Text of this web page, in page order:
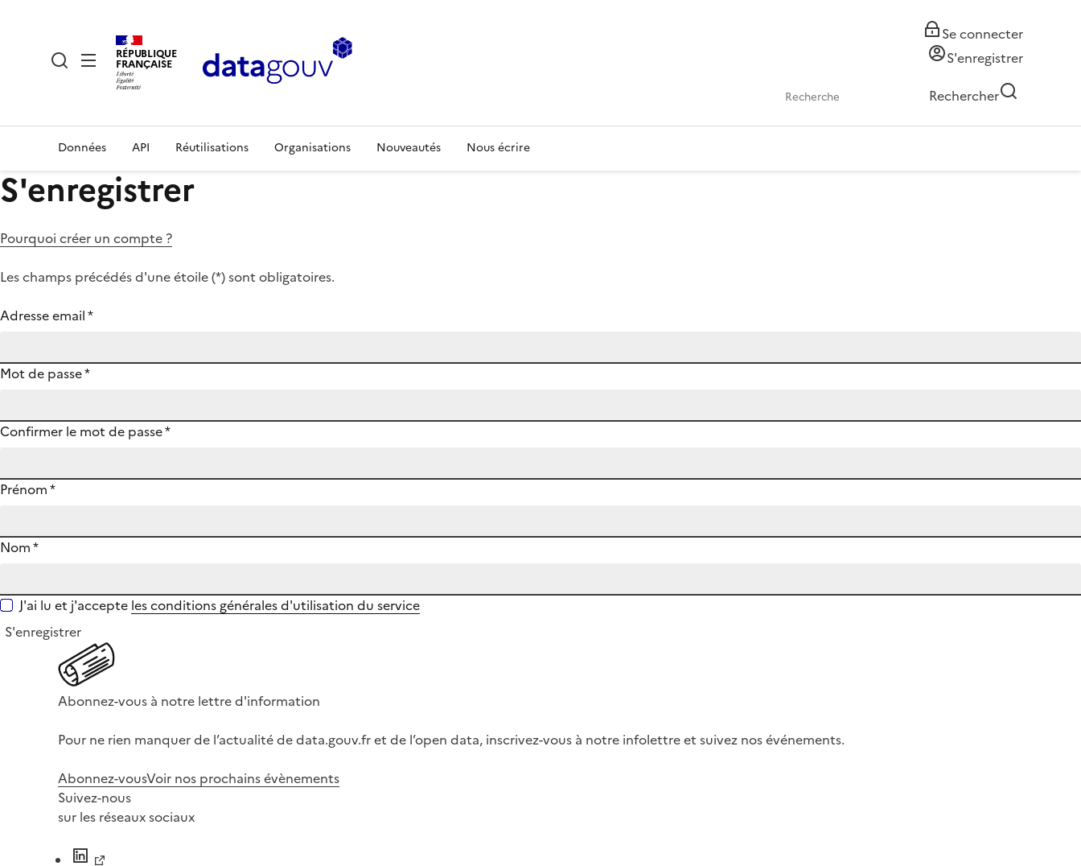
RÉPUBLIQUE
FRANÇAISE
Se connecter
S'enregistrer
Rechercher
Données API Réutilisations Organisations Nouveautés Nous écrire
S'enregistrer
Pourquoi créer un compte ?
Les champs précédés d'une étoile (*) sont obligatoires.
Adresse email*
Mot de passe*
Confirmer le mot de passe*
Prénom*
Nom*
J'ai lu et j'accepte les conditions générales d'utilisation du service
S'enregistrer
Abonnez-vous à notre lettre d'information
Pour ne rien manquer de l’actualité de data.gouv.fr et de l’open data, inscrivez-vous à notre infolettre et suivez nos événements.
Abonnez-vousVoir nos prochains évènements
Suivez-nous
sur les réseaux sociaux